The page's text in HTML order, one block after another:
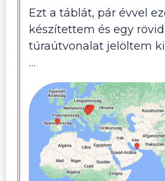
Ezt a táblát, pár évvel
készítettem és egy
túraútvonalat jelöltem ki
…